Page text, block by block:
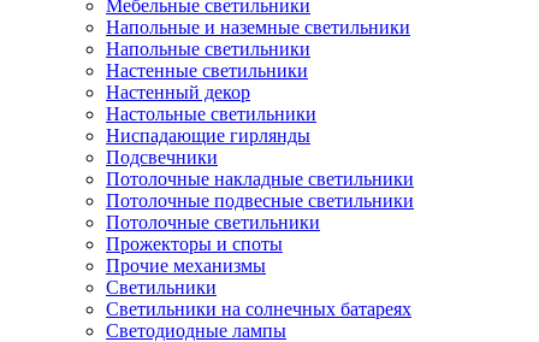
Мебельные светильники
Напольные и наземные светильники
Напольные светильники
Настенные светильники
Настенный декор
Настольные светильники
Ниспадающие гирлянды
Подсвечники
Потолочные накладные светильники
Потолочные подвесные светильники
Потолочные светильники
Прожекторы и споты
Прочие механизмы
Светильники
Светильники на солнечных батареях
Светодиодные лампы